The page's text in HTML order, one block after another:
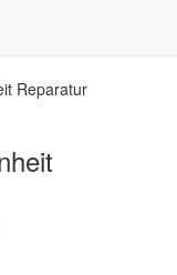
Reparatur